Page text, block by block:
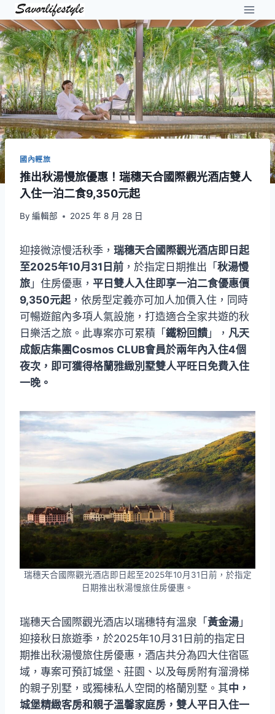
Skip
to
content
國內輕旅
推出秋湯慢旅優惠！瑞穗天合國際觀光酒店雙人
入住一泊二食9,350元起
By 編輯部 2025 年 8 月 28 日
迎接微涼慢活秋季， 瑞穗天合國際觀光酒店即日起
至2025年10月31日前 ，於指定日期推出「 秋湯慢
旅 」住房優惠， 平日雙人入住即享一泊二食優惠價
9,350元起，依房型定義亦可加人加價入住，同時
可暢遊館內多項人氣設施，打造適合全家共遊的秋
日樂活之旅。此專案亦可累積「 鐵粉回饋 」， 凡天
成飯店集團Cosmos CLUB會員於兩年內入住4個
夜次，即可獲得格蘭雅緻別墅雙人平旺日免費入住
一晚。
瑞穗天合國際觀光酒店即日起至2025年10月31日前，於指定
日期推出秋湯慢旅住房優惠。
瑞穗天合國際觀光酒店以瑞穗特有溫泉「黃金湯 」
迎接秋日旅遊季，於2025年10月31日前的指定日
期推出秋湯慢旅住房優惠，酒店共分為四大住宿區
域，專案可預訂城堡、莊園、以及每房附有溜滑梯
的親子別墅，或獨棟私人空間的格蘭別墅。其中，
城堡精緻客房和親子溫馨家庭房，雙人平日入住一